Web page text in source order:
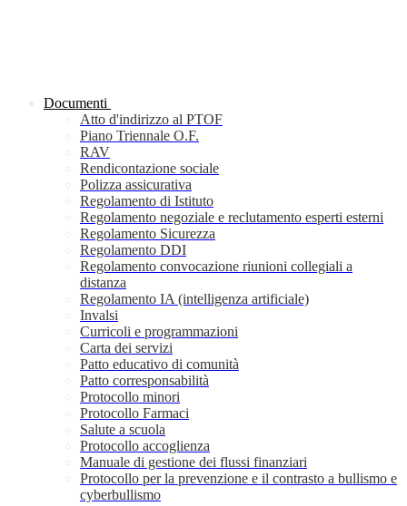
Documenti
Atto d'indirizzo al PTOF
Piano Triennale O.F.
RAV
Rendicontazione sociale
Polizza assicurativa
Regolamento di Istituto
Regolamento negoziale e reclutamento esperti esterni
Regolamento Sicurezza
Regolamento DDI
Regolamento convocazione riunioni collegiali a
distanza
Regolamento IA (intelligenza artificiale)
Invalsi
Curricoli e programmazioni
Carta dei servizi
Patto educativo di comunità
Patto corresponsabilità
Protocollo minori
Protocollo Farmaci
Salute a scuola
Protocollo accoglienza
Manuale di gestione dei flussi finanziari
Protocollo per la prevenzione e il contrasto a bullismo e
cyberbullismo